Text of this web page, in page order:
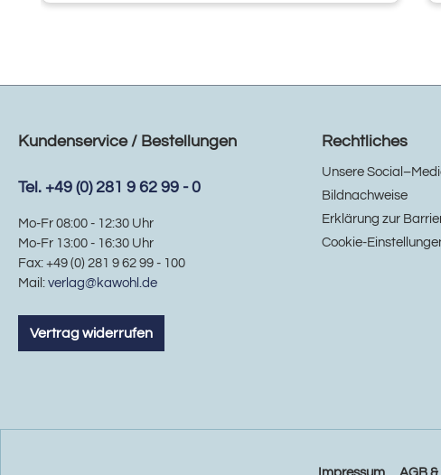
Kundenservice / Bestellungen
Tel. +49 (0) 281 9 62 99 - 0
Mo-Fr 08:00 - 12:30 Uhr
Mo-Fr 13:00 - 16:30 Uhr
Fax: +49 (0) 281 9 62 99 - 100
Mail: verlag@kawohl.de
Vertrag widerrufen
Rechtliches
Unsere
Bildnachweise
Erklärung zur
Cookie-